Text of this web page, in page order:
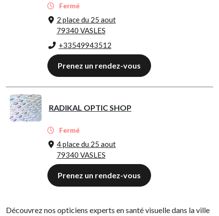
Fermé
2 place du 25 aout
79340 VASLES
+33549943512
Prenez un rendez-vous
RADIKAL OPTIC SHOP
Fermé
4 place du 25 aout
79340 VASLES
Prenez un rendez-vous
Découvrez nos opticiens experts en santé visuelle dans la ville